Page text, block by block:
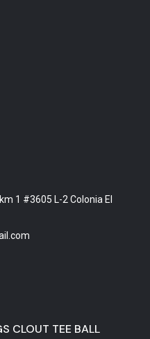
1 #3605 L-2 Colonia El
CLOUT TEE BALL